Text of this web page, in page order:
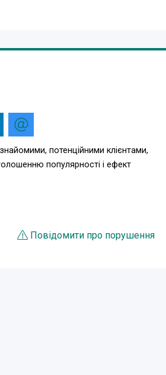
потенційними клієнтами,
популярності і ефект
Повідомити про порушення